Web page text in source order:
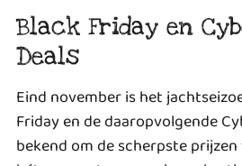
Black Friday en
Deals
Eind november is het
Friday en de daaropvolgende
bekend om de scherpste